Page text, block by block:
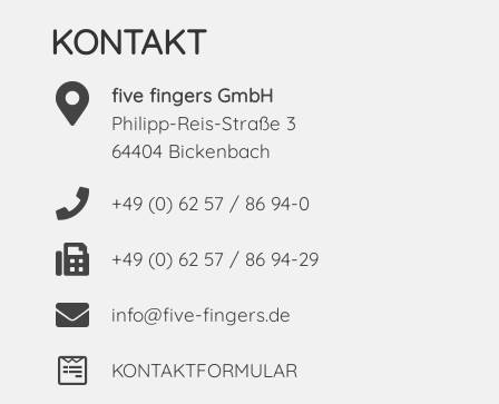
KONTAKT
five fingers GmbH
Philipp-Reis-Straße 3
64404 Bickenbach
+49 (0) 62 57 / 86 94-0
+49 (0) 62 57 / 86 94-29
info@five-fingers.de
KONTAKTFORMULAR